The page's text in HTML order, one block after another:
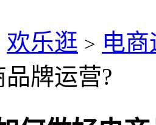
欢乐逛 > 电
牌运营?